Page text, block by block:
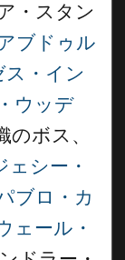
・スタン
ブドゥル
ス・イン
ウッデ
のボス、
ェシー・
ブロ・カ
ェール・